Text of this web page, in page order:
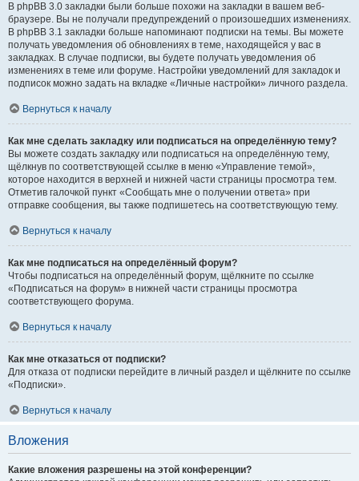
В phpBB 3.0 закладки были больше похожи на закладки в вашем веб-
браузере. Вы не получали предупреждений о произошедших изменениях.
В phpBB 3.1 закладки больше напоминают подписки на темы. Вы можете
получать уведомления об обновлениях в теме, находящейся у вас в
закладках. В случае подписки, вы будете получать уведомления об
изменениях в теме или форуме. Настройки уведомлений для закладок и
подписок можно задать на вкладке «Личные настройки» личного раздела.
Вернуться к началу
Как мне сделать закладку или подписаться на определённую тему?
Вы можете создать закладку или подписаться на определённую тему,
щёлкнув по соответствующей ссылке в меню «Управление темой»,
которое находится в верхней и нижней части страницы просмотра тем.
Отметив галочкой пункт «Сообщать мне о получении ответа» при
отправке сообщения, вы также подпишетесь на соответствующую тему.
Вернуться к началу
Как мне подписаться на определённый форум?
Чтобы подписаться на определённый форум, щёлкните по ссылке
«Подписаться на форум» в нижней части страницы просмотра
соответствующего форума.
Вернуться к началу
Как мне отказаться от подписки?
Для отказа от подписки перейдите в личный раздел и щёлкните по ссылке
«Подписки».
Вернуться к началу
Вложения
Какие вложения разрешены на этой конференции?